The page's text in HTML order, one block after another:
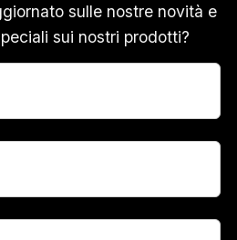
sulle nostre novità e
sui nostri prodotti?